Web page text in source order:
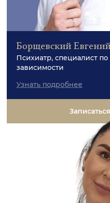
Борщевский
Психиатр, специалист
зависимости
Узнать подробнее